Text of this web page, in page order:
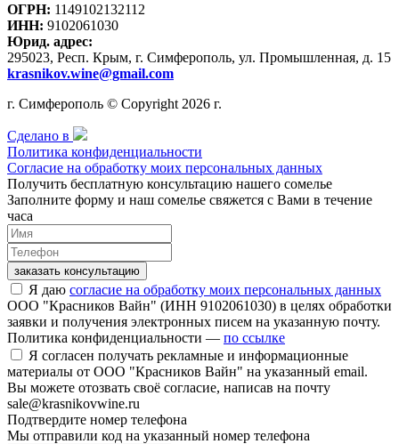
ОГРН: 1149102132112
ИНН: 9102061030
Юрид. адрес:
295023, Респ. Крым, г. Симферополь, ул. Промышленная, д. 15
krasnikov.wine@gmail.com
г. Симферополь © Copyright 2026 г.
Сделано в
Политика конфиденциальности
Согласие на обработку моих персональных данных
Получить бесплатную консультацию нашего сомелье
Заполните форму и наш сомелье свяжется с Вами в течение
часа
заказать консультацию
Я даю согласие на обработку моих персональных данных
ООО "Красников Вайн" (ИНН 9102061030) в целях обработки
заявки и получения электронных писем на указанную почту.
Политика конфиденциальности — по ссылке
Я согласен получать рекламные и информационные
материалы от ООО "Красников Вайн" на указанный email.
Вы можете отозвать своё согласие, написав на почту
sale@krasnikovwine.ru
Подтвердите номер телефона
Мы отправили код на указанный номер телефона